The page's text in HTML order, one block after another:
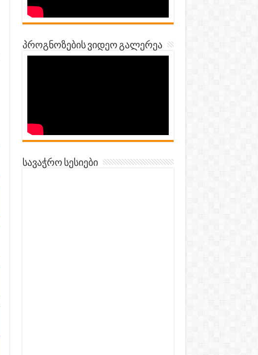
პროგნოზების ვიდეო გალერეა
სავაჭრო სესიები